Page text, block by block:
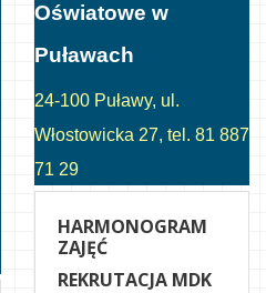
Oświatowe w
Puławach
24-100 Puławy, ul.
Włostowicka 27, tel. 81 887
71 29
HARMONOGRAM
ZAJĘĆ
REKRUTACJA MDK